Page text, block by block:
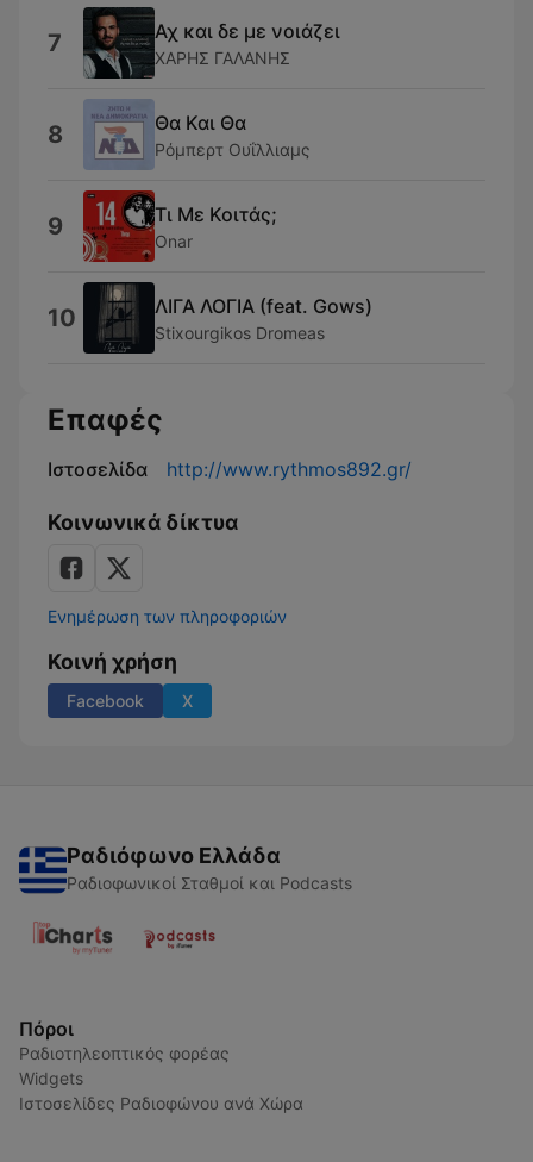
7 Αχ και δε με νοιάζει
ΧΑΡΗΣ ΓΑΛΑΝΗΣ
8 Θα Και Θα
Ρόμπερτ Ουΐλλιαμς
9 Τι Με Κοιτάς;
Onar
10 ΛΙΓΑ ΛΟΓΙΑ (feat. Gows)
Stixourgikos Dromeas
Επαφές
Ιστοσελίδα http://www.rythmos892.gr/
Κοινωνικά δίκτυα
Ενημέρωση των πληροφοριών
Κοινή χρήση
Facebook X
Ραδιόφωνο Ελλάδα
Ραδιοφωνικοί Σταθμοί και Podcasts
Πόροι
Ραδιοτηλεοπτικός φορέας
Widgets
Ιστοσελίδες Ραδιοφώνου ανά Χώρα